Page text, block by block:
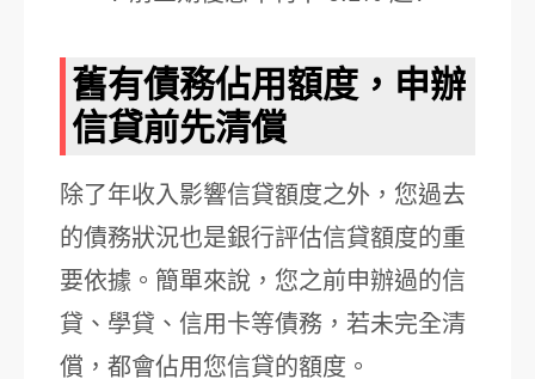
舊有債務佔用額度，申辦
信貸前先清償
除了年收入影響信貸額度之外，您過去
的債務狀況也是銀行評估信貸額度的重
要依據。簡單來說，您之前申辦過的信
貸、學貸、信用卡等債務，若未完全清
償，都會佔用您信貸的額度。